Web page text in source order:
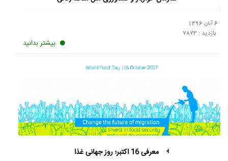
بازدید :7873
بیشتر بدانید
معرفی 16 اکتبر؛ روز جهانی غذا